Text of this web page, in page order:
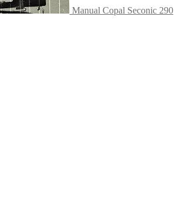
Manual Copal Seconic 290